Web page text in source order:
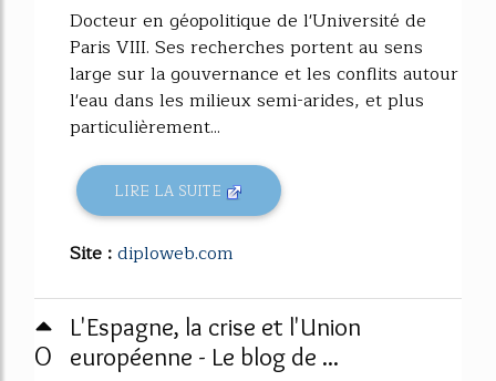
Docteur en géopolitique de l'Université de
Paris VIII. Ses recherches portent au sens
large sur la gouvernance et les conflits autour
l'eau dans les milieux semi-arides, et plus
particulièrement...
LIRE LA SUITE
Site :diploweb.com
0
L'Espagne, la crise et l'Union
européenne - Le blog de ...